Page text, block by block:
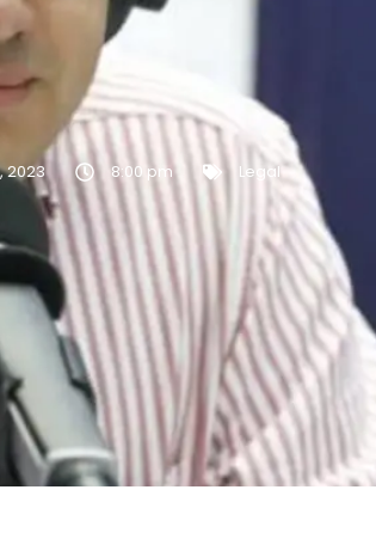
2023 8:00 pm Legal